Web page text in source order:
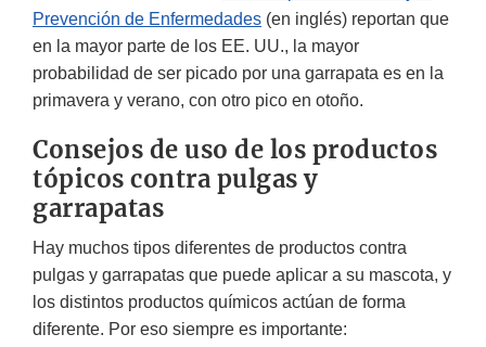
Prevención de Enfermedades (en inglés) reportan que
en la mayor parte de los EE. UU., la mayor
probabilidad de ser picado por una garrapata es en la
primavera y verano, con otro pico en otoño.
Consejos de uso de los productos
tópicos contra pulgas y
garrapatas
Hay muchos tipos diferentes de productos contra
pulgas y garrapatas que puede aplicar a su mascota, y
los distintos productos químicos actúan de forma
diferente. Por eso siempre es importante: